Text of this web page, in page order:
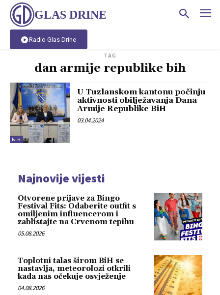
GLAS DRINE
Radio Glas Drine
TAG
dan armije republike bih
BIH
U Tuzlanskom kantonu počinju
aktivnosti obilježavanja Dana
Armije Republike BiH
03.04.2024
Najnovije vijesti
Otvorene prijave za Bingo
Festival Fits: Odaberite outfit s
omiljenim influencerom i
zablistajte na Crvenom tepihu
05.08.2026
Toplotni talas širom BiH se
nastavlja, meteorolozi otkrili
kada nas očekuje osvježenje
04.08.2026